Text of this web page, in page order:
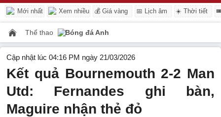
Mới nhất Xem nhiều 💰 Giá vàng 📅 Lịch âm ☀️ Thời tiết
Thể thao Bóng đá Anh
Cập nhật lúc 04:16 PM ngày 21/03/2026
Kết quả Bournemouth 2-2 Man
Utd: Fernandes ghi bàn,
Maguire nhận thẻ đỏ